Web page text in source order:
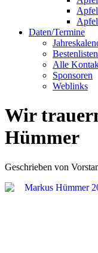
Daten/Termine
Alle
Sponsoren
Weblinks
Wir
Hümmer
Geschrieben von